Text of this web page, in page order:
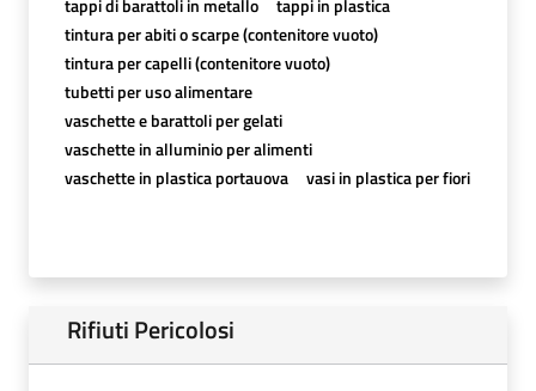
tintura per abiti o scarpe (contenitore vuoto)
tintura per capelli (contenitore vuoto)
tubetti per uso alimentare
vaschette e barattoli per gelati
vaschette in alluminio per alimenti
vaschette in plastica portauova
vasi in plastica per fiori
Rifiuti Pericolosi